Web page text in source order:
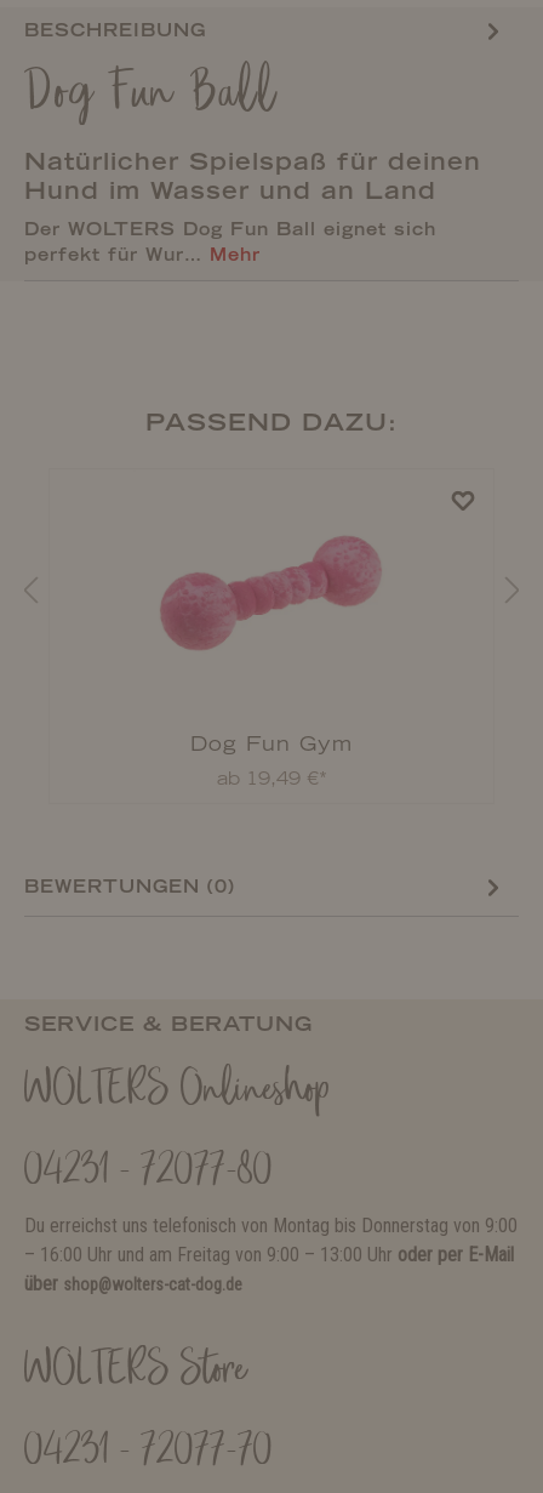
BESCHREIBUNG
Dog Fun Ball
Natürlicher Spielspaß für deinen
Hund im Wasser und an Land
Der WOLTERS Dog Fun Ball eignet sich
perfekt für Wur… Mehr
PASSEND DAZU:
Dog Fun Gym
ab 19,49 €*
BEWERTUNGEN (0)
SERVICE & BERATUNG
WOLTERS Onlineshop
04231 - 72077-80
Du erreichst uns telefonisch von Montag bis Donnerstag von 9:00
– 16:00 Uhr und am Freitag von 9:00 – 13:00 Uhr oder per E-Mail
über shop@wolters-cat-dog.de
WOLTERS Store
04231 - 72077-70